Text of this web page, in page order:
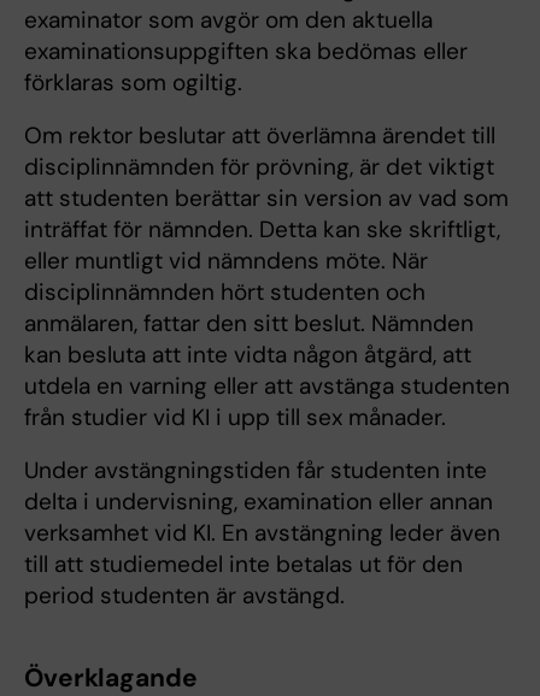
examinator som avgör om den aktuella
examinationsuppgiften ska bedömas eller
förklaras som ogiltig.
Om rektor beslutar att överlämna ärendet till
disciplinnämnden för prövning, är det vik­tigt
att studenten berättar sin version av vad som
inträffat för nämnden. Detta kan ske skriftligt,
eller muntligt vid nämndens möte. När
disciplinnämnden hört studen­ten och
anmälaren, fattar den sitt beslut. Nämnden
kan besluta att inte vidta någon åtgärd, att
utdela en varning eller att avstänga studenten
från studier vid KI i upp till sex månader.
Under avstängningstiden får studenten inte
delta i undervisning, examination eller annan
verksamhet vid KI. En avstängning leder även
till att studiemedel inte betalas ut för den
period studenten är avstängd.
Överklagande